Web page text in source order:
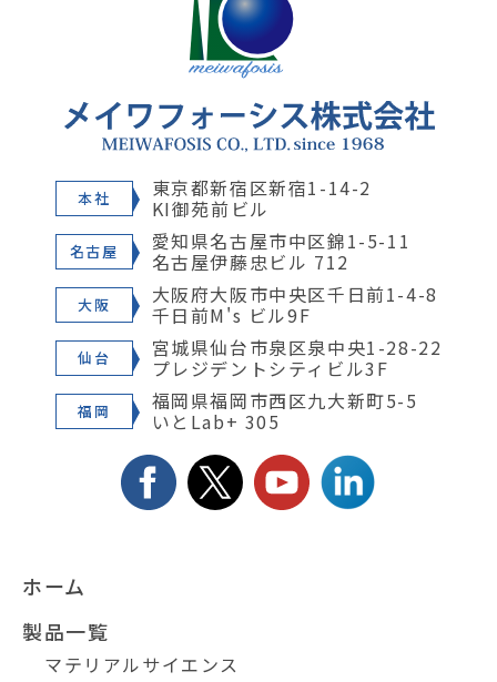
本社 東京都新宿区新宿1-14-2
KI御苑前ビル
名古屋 愛知県名古屋市中区錦1-5-11
名古屋伊藤忠ビル 712
大阪 大阪府大阪市中央区千日前1-4-8
千日前M's ビル9F
仙台 宮城県仙台市泉区泉中央1-28-22
プレジデントシティビル3F
福岡 福岡県福岡市西区九大新町5-5
いとLab+ 305
ホーム
製品一覧
マテリアルサイエンス